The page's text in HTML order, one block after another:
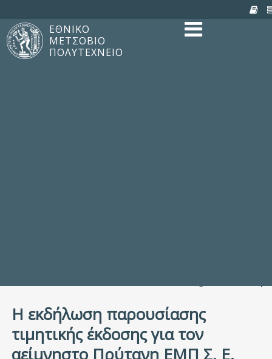
ΕΘΝΙΚΟ
ΜΕΤΣΟΒΙΟ
ΠΟΛΥΤΕΧΝΕΙΟ
H εκδήλωση παρουσίασης
τιμητικής έκδοσης για τον
αείμνηστο Πρύτανη ΕΜΠ Σ. Ε.